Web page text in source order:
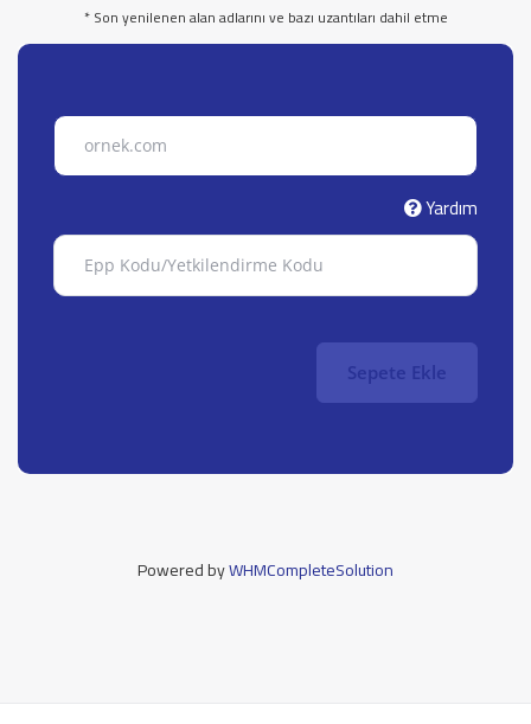
Yardım
Sepete Ekle
* Son yenilenen alan adlarını ve bazı uzantıları dahil etme
Powered byWHMCompleteSolution